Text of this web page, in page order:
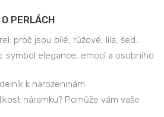
PERLÁCH
proč jsou bílé, růžové, lila, šed..
symbol elegance, emocí a osobního
k narozeninám
náramku? Pomůže vám vaše